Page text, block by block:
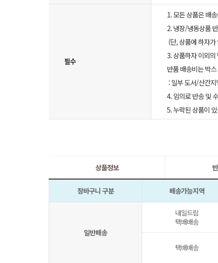
필수
1. 모든 상품은 배
2. 냉장/냉동상품
(단, 상품에 하자
3. 상품하자 이외
반품 배송비는 박
: 일부 도서/산간
4. 임의로 반송 및
5. 누락된 상품이
상품정보
장바구니 구분 배송가능지역
일반배송
내일드림
택배배송
택배배송